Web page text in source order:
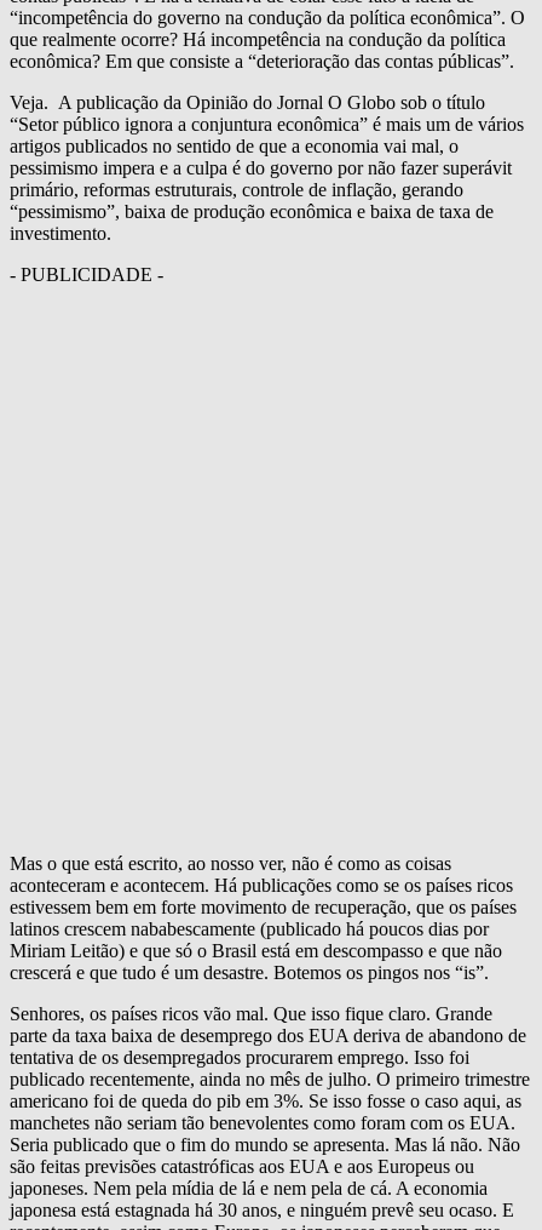
“incompetência do governo na condução da política econômica”. O
que realmente ocorre? Há incompetência na condução da política
econômica? Em que consiste a “deterioração das contas públicas”.
Veja. A publicação da Opinião do Jornal O Globo sob o título
“Setor público ignora a conjuntura econômica” é mais um de vários
artigos publicados no sentido de que a economia vai mal, o
pessimismo impera e a culpa é do governo por não fazer superávit
primário, reformas estruturais, controle de inflação, gerando
“pessimismo”, baixa de produção econômica e baixa de taxa de
investimento.
- PUBLICIDADE -
Mas o que está escrito, ao nosso ver, não é como as coisas
aconteceram e acontecem. Há publicações como se os países ricos
estivessem bem em forte movimento de recuperação, que os países
latinos crescem nababescamente (publicado há poucos dias por
Miriam Leitão) e que só o Brasil está em descompasso e que não
crescerá e que tudo é um desastre. Botemos os pingos nos “is”.
Senhores, os países ricos vão mal. Que isso fique claro. Grande
parte da taxa baixa de desemprego dos EUA deriva de abandono de
tentativa de os desempregados procurarem emprego. Isso foi
publicado recentemente, ainda no mês de julho. O primeiro trimestre
americano foi de queda do pib em 3%. Se isso fosse o caso aqui, as
manchetes não seriam tão benevolentes como foram com os EUA.
Seria publicado que o fim do mundo se apresenta. Mas lá não. Não
são feitas previsões catastróficas aos EUA e aos Europeus ou
japoneses. Nem pela mídia de lá e nem pela de cá. A economia
japonesa está estagnada há 30 anos, e ninguém prevê seu ocaso. E